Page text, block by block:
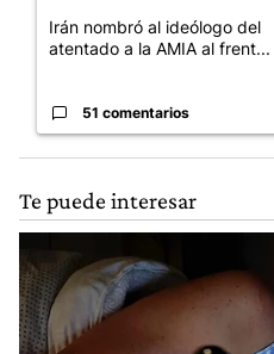
Irán nombró al ideólogo del
atentado a la AMIA al frent...
51 comentarios